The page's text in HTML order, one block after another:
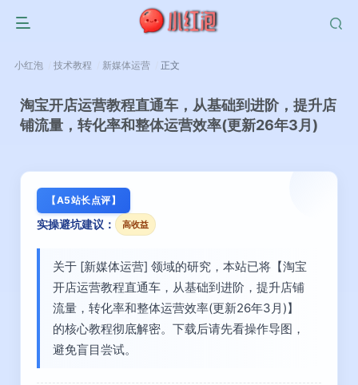
小红泡 技术教程 新媒体运营 正文
淘宝开店运营教程直通车，从基础到进阶，提升店
铺流量，转化率和整体运营效率(更新26年3月)
【A5站长点评】
实操避坑建议： 高收益
关于 [新媒体运营] 领域的研究，本站已将【淘宝
开店运营教程直通车，从基础到进阶，提升店铺
流量，转化率和整体运营效率(更新26年3月)】
的核心教程彻底解密。下载后请先看操作导图，
避免盲目尝试。